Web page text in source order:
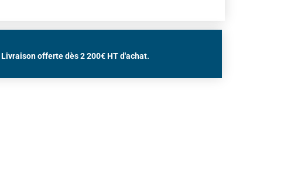
Livraison offerte dès 2 200€ HT d'achat.